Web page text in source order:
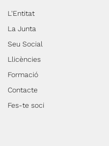
L'Entitat
La Junta
Seu Social
Llicències
Formació
Contacte
Fes-te soci